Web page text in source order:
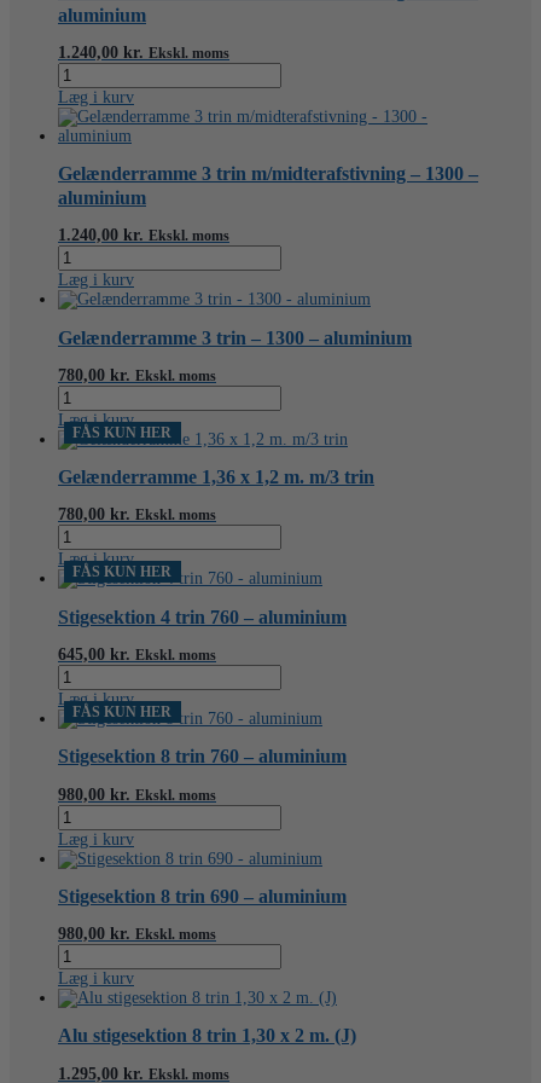
aluminium
1.240,00 kr. Ekskl. moms
Gelænderramme
3
trin
m/midterafstivning
-
1360
-
aluminium
antal
Læg i kurv
Gelænderramme 3 trin m/midterafstivning – 1300 –
aluminium
1.240,00 kr. Ekskl. moms
Gelænderramme
3
trin
m/midterafstivning
-
1300
-
aluminium
antal
Læg i kurv
Gelænderramme 3 trin – 1300 – aluminium
780,00 kr. Ekskl. moms
Gelænderramme
3
trin
-
1300
-
aluminium
antal
Læg i kurv
FÅS KUN HER
Gelænderramme 1,36 x 1,2 m. m/3 trin
780,00 kr. Ekskl. moms
Gelænderramme
1,36
x
1,2
m.
m/3
trin
antal
Læg i kurv
FÅS KUN HER
Stigesektion 4 trin 760 – aluminium
645,00 kr. Ekskl. moms
Stigesektion
4
trin
760
-
aluminium
antal
Læg i kurv
FÅS KUN HER
Stigesektion 8 trin 760 – aluminium
980,00 kr. Ekskl. moms
Stigesektion
8
trin
760
-
aluminium
antal
Læg i kurv
Stigesektion 8 trin 690 – aluminium
980,00 kr. Ekskl. moms
Stigesektion
8
trin
690
-
aluminium
antal
Læg i kurv
Alu stigesektion 8 trin 1,30 x 2 m. (J)
1.295,00 kr. Ekskl. moms